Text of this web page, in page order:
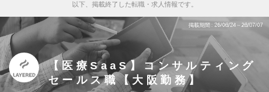
以下、掲載終了した転職・求人情報です。
掲載期間 26/06/24～26/07/07
【医療SaaS】コンサルティング
セールス職【大阪勤務】